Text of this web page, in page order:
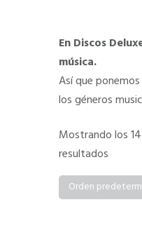
En Discos
música.
Así que
los géneros
Mostrando los
resultados